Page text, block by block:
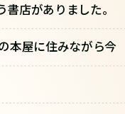
店がありました。
本屋に住みながら今